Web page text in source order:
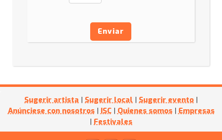
Enviar
Sugerir artista | Sugerir local | Sugerir evento |
Anúnciese con nosotros | ISC | Quienes somos | Empresas
| Festivales